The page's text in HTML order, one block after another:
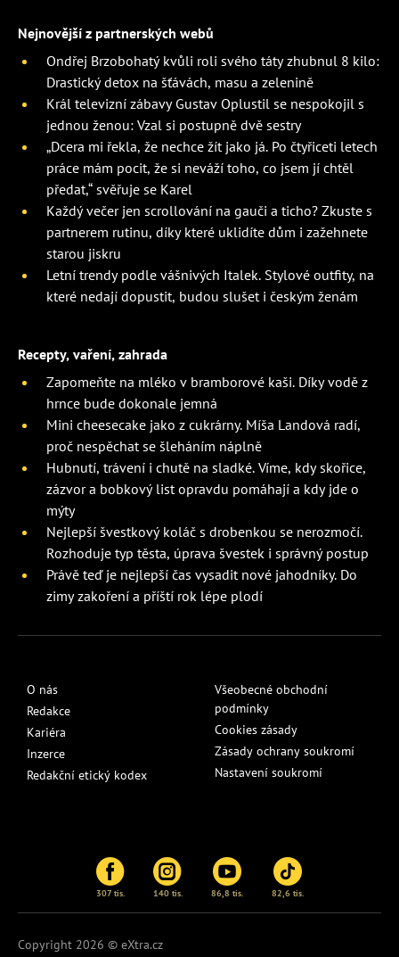
Nejnovější z partnerských webů
Ondřej Brzobohatý kvůli roli svého táty zhubnul 8 kilo:
Drastický detox na šťávách, masu a zelenině
Král televizní zábavy Gustav Oplustil se nespokojil s
jednou ženou: Vzal si postupně dvě sestry
„Dcera mi řekla, že nechce žít jako já. Po čtyřiceti letech
práce mám pocit, že si neváží toho, co jsem jí chtěl
předat,“ svěřuje se Karel
Každý večer jen scrollování na gauči a ticho? Zkuste s
partnerem rutinu, díky které uklidíte dům i zažehnete
starou jiskru
Letní trendy podle vášnivých Italek. Stylové outfity, na
které nedají dopustit, budou slušet i českým ženám
Recepty, vaření, zahrada
Zapomeňte na mléko v bramborové kaši. Díky vodě z
hrnce bude dokonale jemná
Mini cheesecake jako z cukrárny. Míša Landová radí,
proč nespěchat se šleháním náplně
Hubnutí, trávení i chutě na sladké. Víme, kdy skořice,
zázvor a bobkový list opravdu pomáhají a kdy jde o
mýty
Nejlepší švestkový koláč s drobenkou se nerozmočí.
Rozhoduje typ těsta, úprava švestek i správný postup
Právě teď je nejlepší čas vysadit nové jahodníky. Do
zimy zakoření a příští rok lépe plodí
O nás
Redakce
Kariéra
Inzerce
Redakční etický kodex
Všeobecné obchodní
podmínky
Cookies zásady
Zásady ochrany soukromí
Nastavení soukromí
307 tis. 140 tis. 86,8 tis. 82,6 tis.
Copyright 2026 © eXtra.cz